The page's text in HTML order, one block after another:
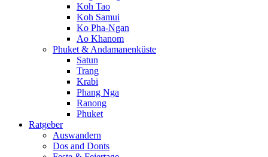
Koh Tao
Koh Samui
Ko Pha-Ngan
Ao Khanom
Phuket & Andamanenküste
Satun
Trang
Krabi
Phang Nga
Ranong
Phuket
Ratgeber
Auswandern
Dos and Donts